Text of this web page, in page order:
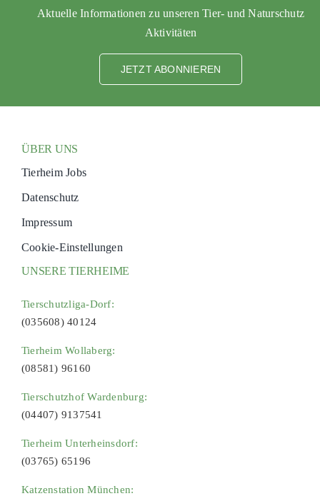
Aktuelle Informationen zu unseren Tier- und Naturschutz
Aktivitäten
JETZT ABONNIEREN
ÜBER UNS
Tierheim Jobs
Datenschutz
Impressum
Cookie-Einstellungen
UNSERE TIERHEIME
Tierschutzliga-Dorf:
(035608) 40124
Tierheim Wollaberg:
(08581) 96160
Tierschutzhof Wardenburg:
(04407) 9137541
Tierheim Unterheinsdorf:
(03765) 65196
Katzenstation München: